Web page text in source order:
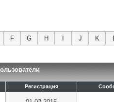
F G H J K
Регистрация